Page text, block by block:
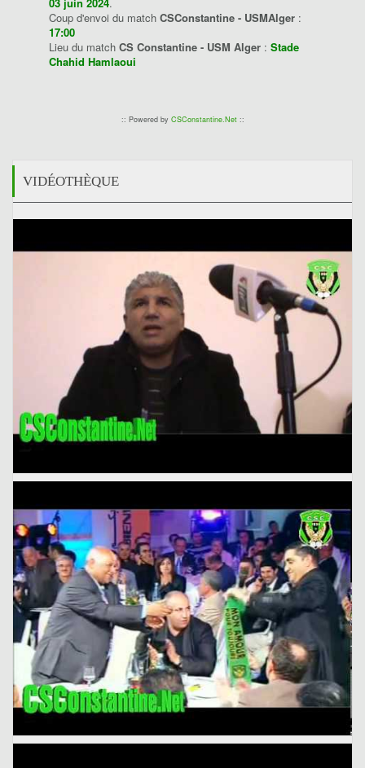
Coup d'envoi du match CSConstantine - USMAlger :
17:00
Lieu du match CS Constantine - USM Alger : Stade
Chahid Hamlaoui
:: Powered by CSConstantine.Net::
VIDÉOTHÈQUE